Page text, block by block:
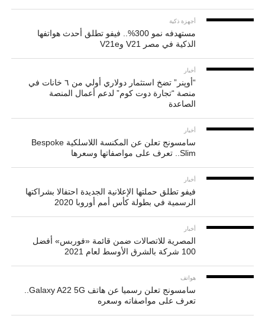
أجهزة ذكية
مستهدفه نمو 300%.. فيفو تطلق أحدث هواتفها
الذكية في مصر V21 وV21e
أخبار
“أوپنر” تضخ استثمار دولاري أولي من ٦ خانات في
منصة “تجارة دوت كوم” لدعم أعمال المنصة
الصاعدة
أخبار
سامسونج تعلن عن المكنسة اللاسلكية Bespoke
Slim.. تعرف على مواصفاتها وسعرها
أخبار
فيفو تطلق حملتها الإعلانية الجديدة احتفالا بشراكتها
الرسمية في بطولة كأس أمم أوروبا 2020
أخبار
المصرية للاتصالات ضمن قائمة «فوربس» أفضل
100 شركة بالشرق الأوسط لعام 2021
هواتف
تعرف على مواصفاته وسعره